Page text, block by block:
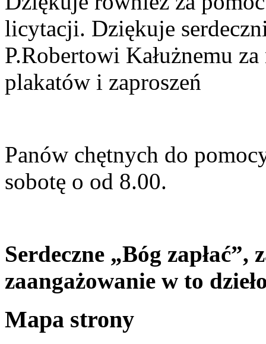
licytacji. Dziękuje
P.Robertowi Kałużnemu
plakatów i zaproszeń
Panów chętnych do
sobotę o od 8.00.
Serdeczne „Bóg
zaangażowanie w to
Mapa strony